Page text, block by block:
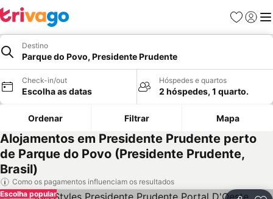
Favoritos
Iniciar
Destino
Parque do Povo, Presidente Prudente
Check-in/out
Escolha as datas
Hóspedes e quartos
2 hóspedes, 1 quarto.
Ordenar Filtrar Mapa
Alojamentos em Presidente Prudente perto
de Parque do Povo (Presidente Prudente,
Brasil)
Como os pagamentos influenciam os resultados
Escolha popular